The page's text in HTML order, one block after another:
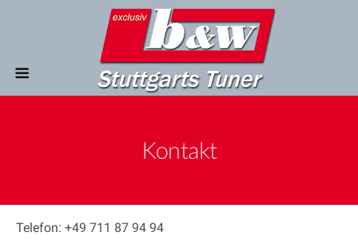
Kontakt
Telefon: +49 711 87 94 94